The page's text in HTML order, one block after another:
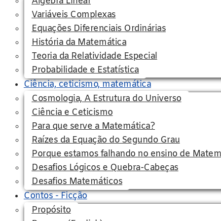
Variáveis Complexas
Equações Diferenciais Ordinárias
História da Matemática
Teoria da Relatividade Especial
Probabilidade e Estatística
Ciência, ceticismo, matemática
Cosmologia, A Estrutura do Universo
Ciência e Ceticismo
Para que serve a Matemática?
Raízes da Equação do Segundo Grau
Porque estamos falhando no ensino de
Desafios Lógicos e Quebra-Cabeças
Desafios Matemáticos
Contos - Ficção
Propósito